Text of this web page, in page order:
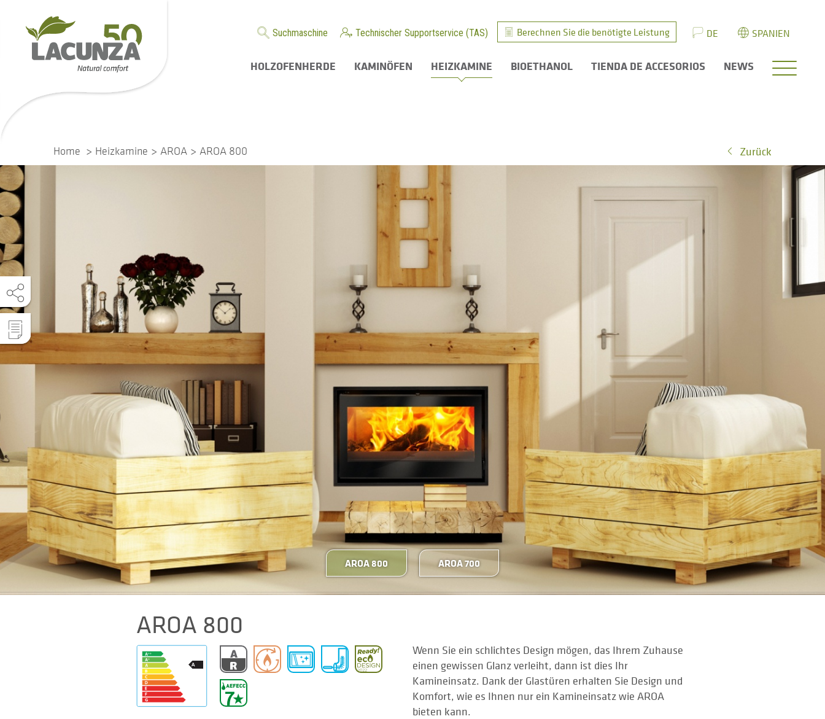
Suchmaschine Technischer Supportservice (TAS) Berechnen Sie die benötigte Leistung DE SPANIEN
HOLZOFENHERDE KAMINÖFEN HEIZKAMINE BIOETHANOL TIENDA DE ACCESORIOS NEWS
Home Heizkamine AROA AROA 800 Zurück
AROA 800 AROA 700
AROA 800
Wenn Sie ein schlichtes Design mögen, das Ihrem Zuhause
einen gewissen Glanz verleiht, dann ist dies Ihr
Kamineinsatz. Dank der Glastüren erhalten Sie Design und
Komfort, wie es Ihnen nur ein Kamineinsatz wie AROA
bieten kann.